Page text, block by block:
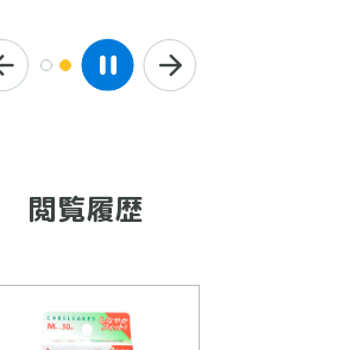
閲覧履歴